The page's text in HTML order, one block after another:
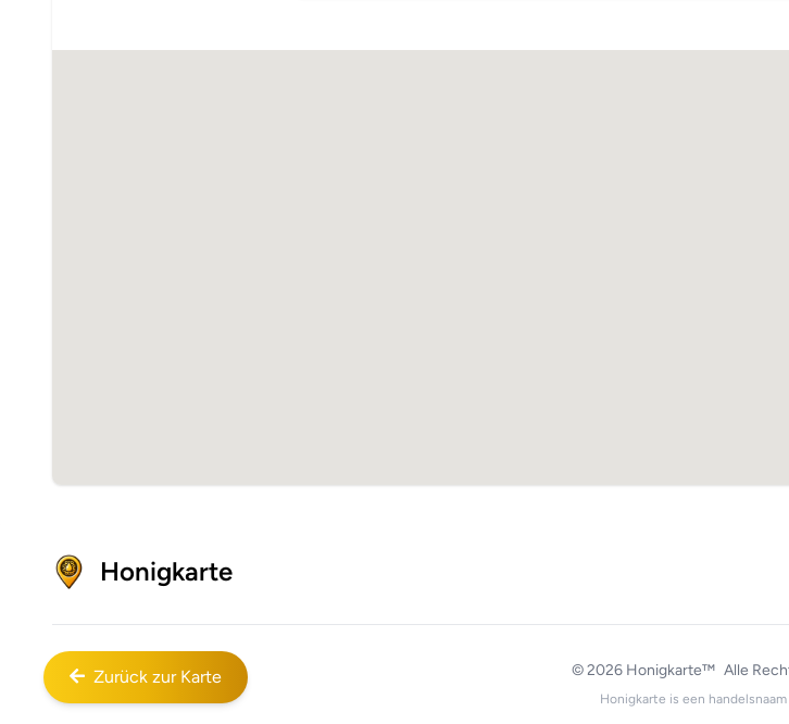
Zurück zur Karte
Honigkarte
© 2026 Honigkarte™ Alle
Honigkarte is een handelsnaam